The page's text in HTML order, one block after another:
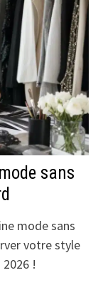
sans
mode sans
votre style
!